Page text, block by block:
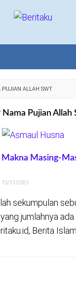
PUJIAN ALLAH SWT
Nama Pujian Allah
Masing-
15/11/2021
sekumpulan
jumlahnya
Berita